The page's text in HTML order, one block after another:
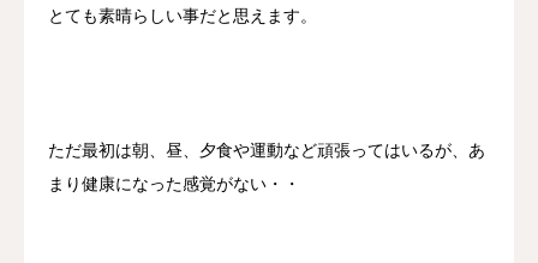
とても素晴らしい事だと思えます。
ただ最初は朝、昼、夕食や運動など頑張ってはいるが、あ
まり健康になった感覚がない・・